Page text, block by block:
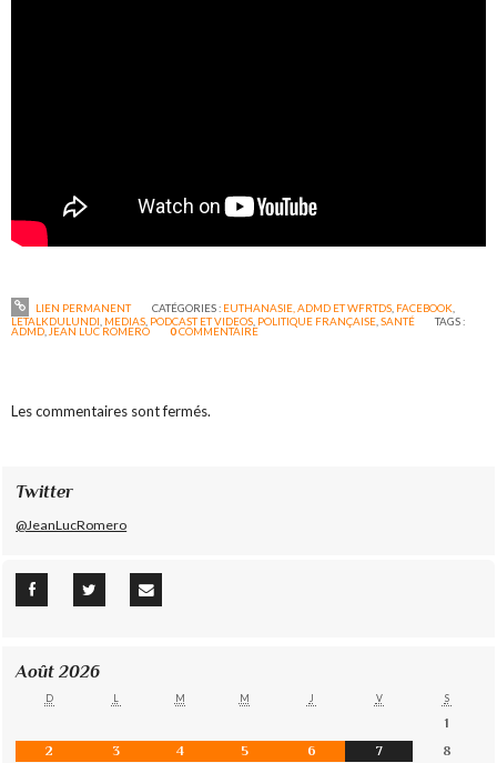
LIEN PERMANENT CATÉGORIES : EUTHANASIE, ADMD ET WFRTDS, FACEBOOK,
LETALKDULUNDI MEDIAS PODCAST ET VIDEOS POLITIQUE FRANÇAISE ,SANTÉ TAGS :
ADMD JEAN LUC ROMERO 0COMMENTAIRE
Les commentaires sont fermés.
Twitter
@JeanLucRomero
Août 2026
D L M M J V S
1
2
3 4 5 6 7
8